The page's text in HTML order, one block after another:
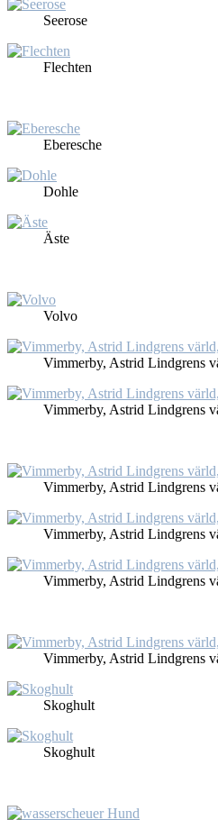
See­ro­se
Flech­ten
Eber­esche
Doh­le
Äs­te
Vol­vo
Vim­mer­by, As­trid Lind­grens
Vim­mer­by, As­trid Lind­grens
Vim­mer­by, As­trid Lind­grens
Vim­mer­by, As­trid Lind­grens
Vim­mer­by, As­trid Lind­grens
Vim­mer­by, As­trid Lind­grens
Skoghult
Skoghult